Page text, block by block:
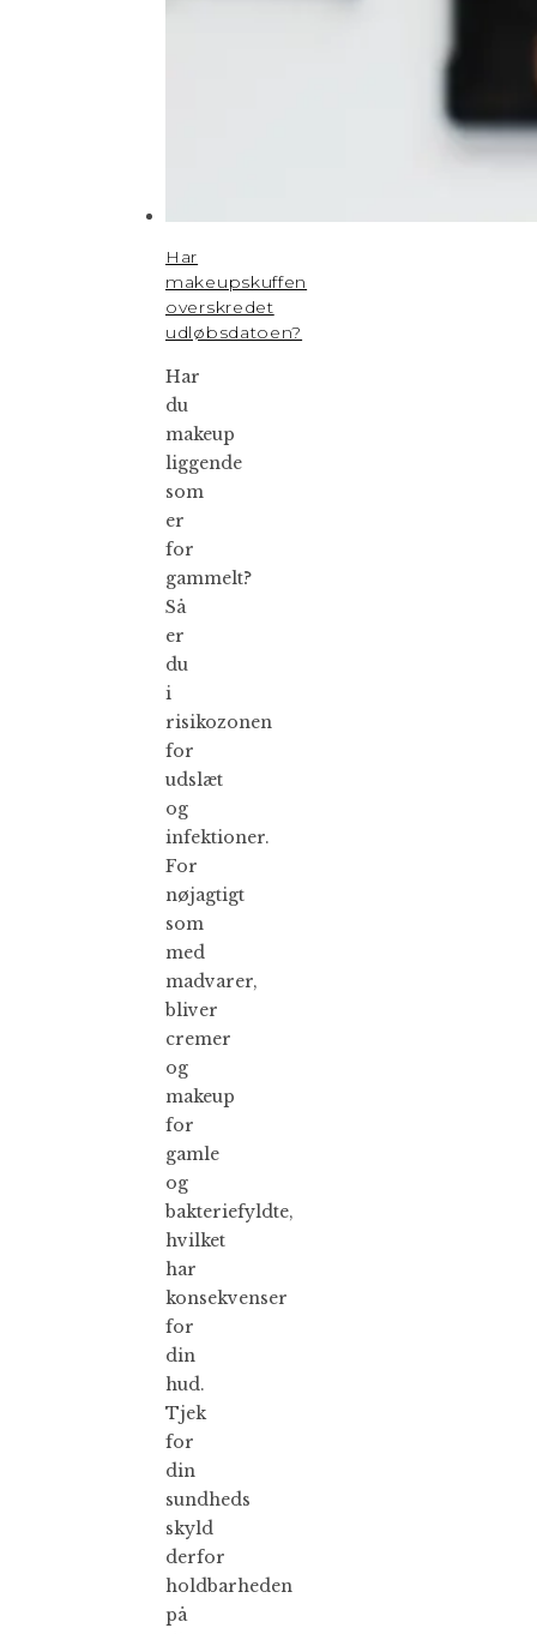
Har
makeupskuffen
overskredet
udløbsdatoen?
Har
du
makeup
liggende
som
er
for
gammelt?
Så
er
du
i
risikozonen
for
udslæt
og
infektioner.
For
nøjagtigt
som
med
madvarer,
bliver
cremer
og
makeup
for
gamle
og
bakteriefyldte,
hvilket
har
konsekvenser
for
din
hud.
Tjek
for
din
sundheds
skyld
derfor
holdbarheden
på